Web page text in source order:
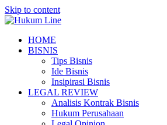
Skip to content
HOME
BISNIS
Tips Bisnis
Ide Bisnis
Insipirasi Bisnis
LEGAL REVIEW
Analisis Kontrak Bisnis
Hukum Perusahaan